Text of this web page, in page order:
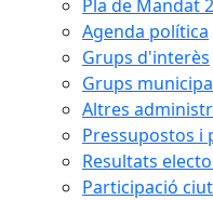
Pla de Mandat
Agenda política
Grups d'interès
Grups
Altres
Pressupostos i
Resultats
Participació